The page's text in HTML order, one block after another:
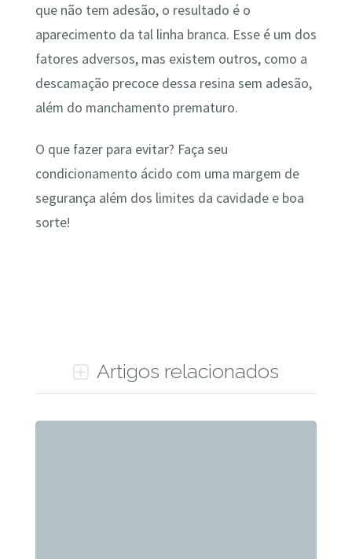
que não tem adesão, o resultado é o
aparecimento da tal linha branca. Esse é um dos
fatores adversos, mas existem outros, como a
descamação precoce dessa resina sem adesão,
além do manchamento prematuro.
O que fazer para evitar? Faça seu
condicionamento ácido com uma margem de
segurança além dos limites da cavidade e boa
sorte!
Artigos relacionados